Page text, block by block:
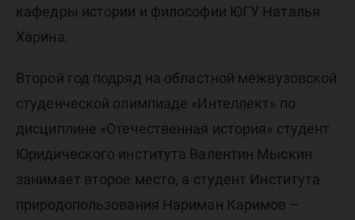
кафедры истории и философии ЮГУ Наталья
Харина.
Второй год подряд на областной межвузовской
студенческой олимпиаде «Интеллект» по
дисциплине «Отечественная история» студент
Юридического института Валентин Мыскин
занимает второе место, а студент Института
природопользования Нариман Каримов –